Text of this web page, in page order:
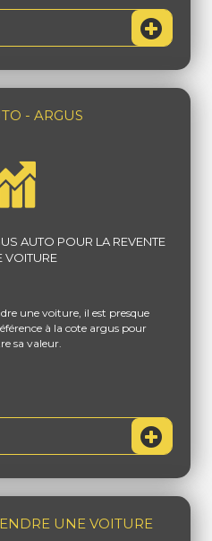
- ARGUS
AUTO POUR LA REVENTE
VOITURE
une voiture, il est presque
à la cote argus pour
sa valeur.
UNE VOITURE